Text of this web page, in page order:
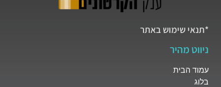
*תנאי שימוש באתר
ניווט מהיר
עמוד הבית
בלוג